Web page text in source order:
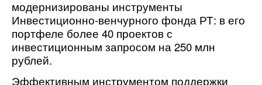
модернизированы инструменты
Инвестиционно-венчурного фонда РТ: в его
портфеле более 40 проектов с
инвестиционным запросом на 250 млн
рублей.
Эффективным инструментом поддержки